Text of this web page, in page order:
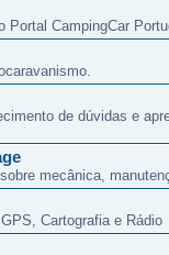
Portal CampingCar
de dúvidas e
mecânica,
Cartografia e Rádio